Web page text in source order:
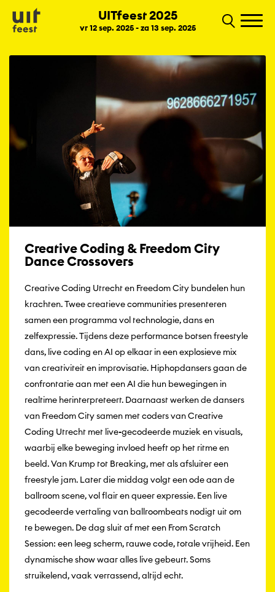
UITfeest 2025
vr 12 sep. 2025 - za 13 sep. 2025
Creative Coding & Freedom City
Dance Crossovers
Creative Coding Utrecht en Freedom City bundelen hun
krachten. Twee creatieve communities presenteren
samen een programma vol technologie, dans en
zelfexpressie. Tijdens deze performance botsen freestyle
dans, live coding en AI op elkaar in een explosieve mix
van creativiteit en improvisatie. Hiphopdansers gaan de
confrontatie aan met een AI die hun bewegingen in
realtime herinterpreteert. Daarnaast werken de dansers
van Freedom City samen met coders van Creative
Coding Utrecht met live-gecodeerde muziek en visuals,
waarbij elke beweging invloed heeft op het ritme en
beeld. Van Krump tot Breaking, met als afsluiter een
freestyle jam. Later die middag volgt een ode aan de
ballroom scene, vol flair en queer expressie. Een live
gecodeerde vertaling van ballroombeats nodigt uit om
te bewegen. De dag sluit af met een From Scratch
Session: een leeg scherm, rauwe code, totale vrijheid. Een
dynamische show waar alles live gebeurt. Soms
struikelend, vaak verrassend, altijd echt.